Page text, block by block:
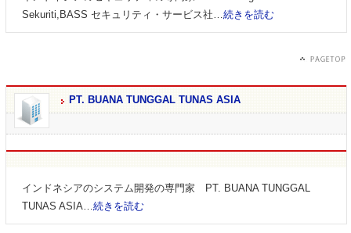
Sekuriti,BASS セキュリティ・サービス社… 続きを読む
PT. BUANA TUNGGAL TUNAS ASIA
インドネシアのシステム開発の専門家 PT. BUANA TUNGGAL
TUNAS ASIA… 続きを読む